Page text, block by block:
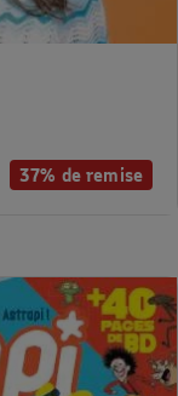
37% de remise